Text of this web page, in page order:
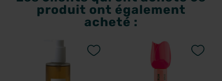
produit ont également
acheté :